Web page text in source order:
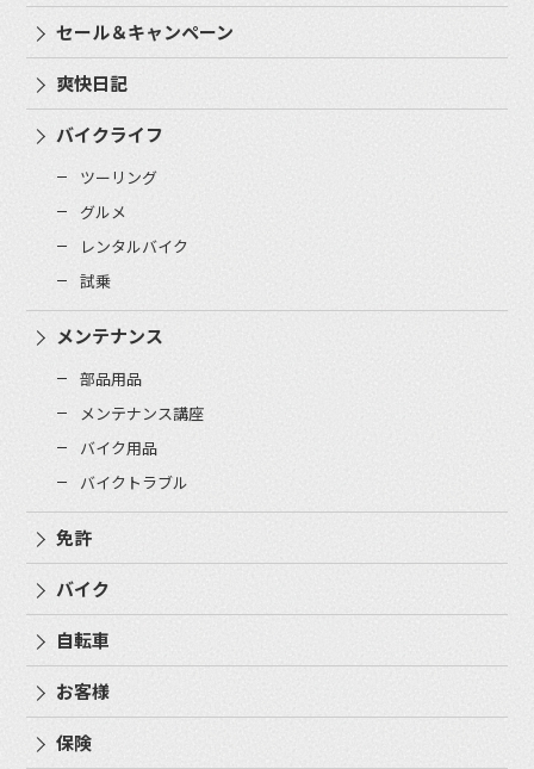
セール＆キャンペーン
爽快日記
バイクライフ
ツーリング
グルメ
レンタルバイク
試乗
メンテナンス
部品用品
メンテナンス講座
バイク用品
バイクトラブル
免許
バイク
自転車
お客様
保険